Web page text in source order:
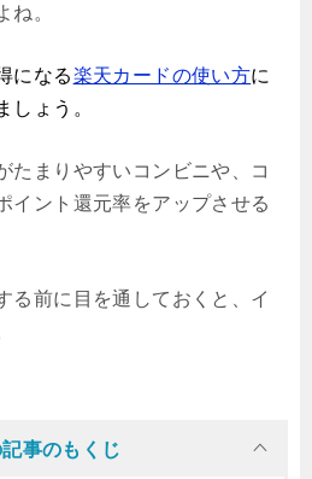
ね。
になる楽天カードの使い方に
しょう。
たまりやすいコンビニや、コ
イント還元率をアップさせる
る前に目を通しておくと、イ
事のもくじ